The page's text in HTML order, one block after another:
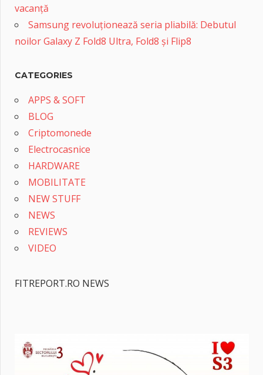
vacanță
Samsung revoluționează seria pliabilă: Debutul
noilor Galaxy Z Fold8 Ultra, Fold8 și Flip8
CATEGORIES
APPS & SOFT
BLOG
Criptomonede
Electrocasnice
HARDWARE
MOBILITATE
NEW STUFF
NEWS
REVIEWS
VIDEO
FITREPORT.RO NEWS